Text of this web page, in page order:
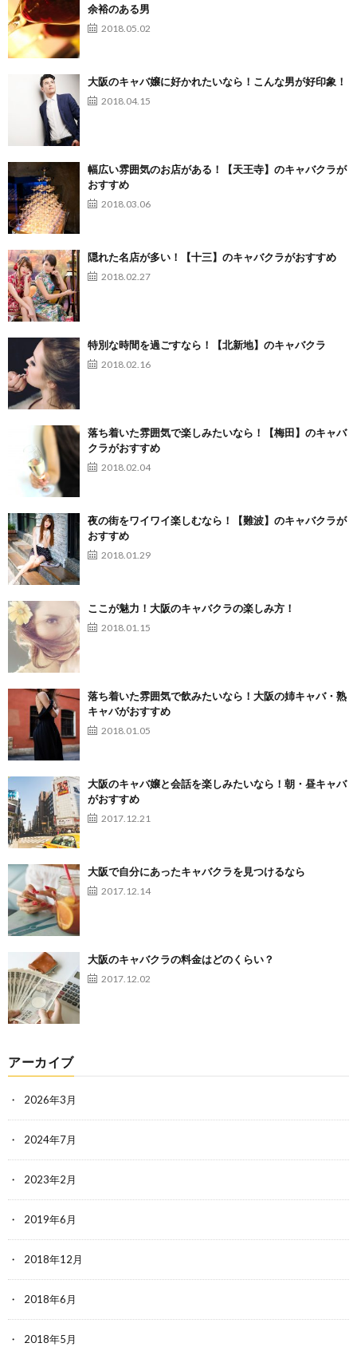
余裕のある男
2018.05.02
大阪のキャバ嬢に好かれたいなら！こんな男が好印象！
2018.04.15
幅広い雰囲気のお店がある！【天王寺】のキャバクラが
おすすめ
2018.03.06
隠れた名店が多い！【十三】のキャバクラがおすすめ
2018.02.27
特別な時間を過ごすなら！【北新地】のキャバクラ
2018.02.16
落ち着いた雰囲気で楽しみたいなら！【梅田】のキャバ
クラがおすすめ
2018.02.04
夜の街をワイワイ楽しむなら！【難波】のキャバクラが
おすすめ
2018.01.29
ここが魅力！大阪のキャバクラの楽しみ方！
2018.01.15
落ち着いた雰囲気で飲みたいなら！大阪の姉キャバ・熟
キャバがおすすめ
2018.01.05
大阪のキャバ嬢と会話を楽しみたいなら！朝・昼キャバ
がおすすめ
2017.12.21
大阪で自分にあったキャバクラを見つけるなら
2017.12.14
大阪のキャバクラの料金はどのくらい？
2017.12.02
アーカイブ
2026年3月
2024年7月
2023年2月
2019年6月
2018年12月
2018年6月
2018年5月